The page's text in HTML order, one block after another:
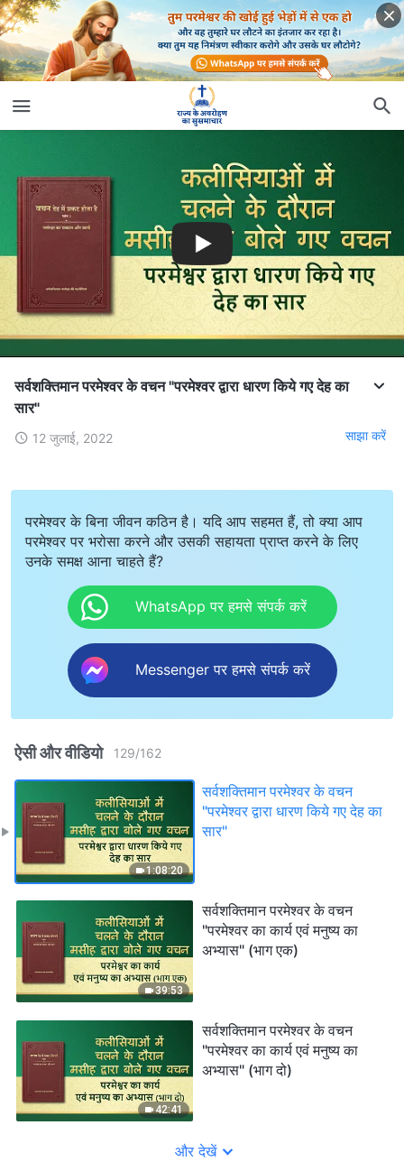
सर्वशक्तिमान परमेश्वर के वचन "परमेश्वर द्वारा धारण किये गए देह का
सार"
12 जुलाई, 2022 साझा करें
परमेश्वर के बिना जीवन कठिन है। यदि आप सहमत हैं, तो क्या आप
परमेश्वर पर भरोसा करने और उसकी सहायता प्राप्त करने के लिए
उनके समक्ष आना चाहते हैं?
WhatsApp पर हमसे संपर्क करें
Messenger पर हमसे संपर्क करें
ऐसी और वीडियो 129/162
1:08:20
सर्वशक्तिमान परमेश्वर के वचन
"परमेश्वर द्वारा धारण किये गए देह का
सार"
39:53
सर्वशक्तिमान परमेश्वर के वचन
"परमेश्वर का कार्य एवं मनुष्य का
अभ्यास" (भाग एक)
42:41
सर्वशक्तिमान परमेश्वर के वचन
"परमेश्वर का कार्य एवं मनुष्य का
अभ्यास" (भाग दो)
और देखें